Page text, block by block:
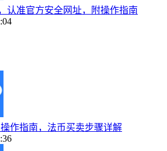
认准官方安全网址，附操作指南
作指南，法币买卖步骤详解